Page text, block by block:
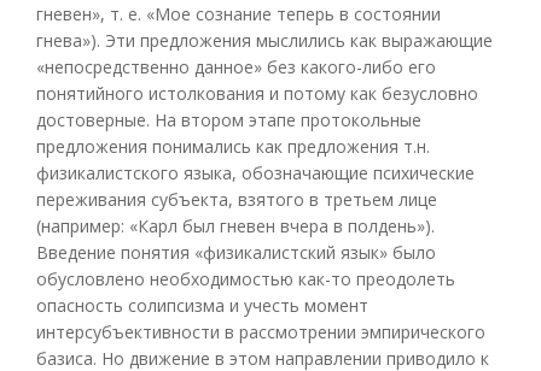
гневен», т. е. «Мое сознание теперь в состоянии
гнева»). Эти предложения мыслились как выражающие
«непосредственно данное» без какого-либо его
понятийного истолкования и потому как безусловно
достоверные. На втором этапе протокольные
предложения понимались как предложения т.н.
физикалистского языка, обозначающие психические
переживания субъекта, взятого в третьем лице
(например: «Карл был гневен вчера в полдень»).
Введение понятия «физикалистский язык» было
обусловлено необходимостью как-то преодолеть
опасность солипсизма и учесть момент
интерсубъективности в рассмотрении эмпирического
базиса. Но движение в этом направлении приводило к